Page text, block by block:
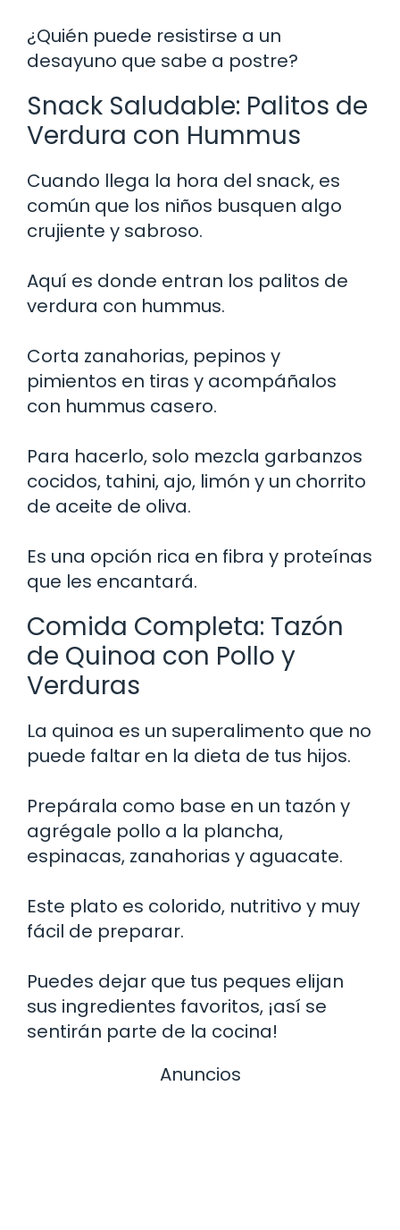
¿Quién puede resistirse a un
desayuno que sabe a postre?
Snack Saludable: Palitos de
Verdura con Hummus
Cuando llega la hora del snack, es
común que los niños busquen algo
crujiente y sabroso.
Aquí es donde entran los palitos de
verdura con hummus.
Corta zanahorias, pepinos y
pimientos en tiras y acompáñalos
con hummus casero.
Para hacerlo, solo mezcla garbanzos
cocidos, tahini, ajo, limón y un chorrito
de aceite de oliva.
Es una opción rica en fibra y proteínas
que les encantará.
Comida Completa: Tazón
de Quinoa con Pollo y
Verduras
La quinoa es un superalimento que no
puede faltar en la dieta de tus hijos.
Prepárala como base en un tazón y
agrégale pollo a la plancha,
espinacas, zanahorias y aguacate.
Este plato es colorido, nutritivo y muy
fácil de preparar.
Puedes dejar que tus peques elijan
sus ingredientes favoritos, ¡así se
sentirán parte de la cocina!
Anuncios